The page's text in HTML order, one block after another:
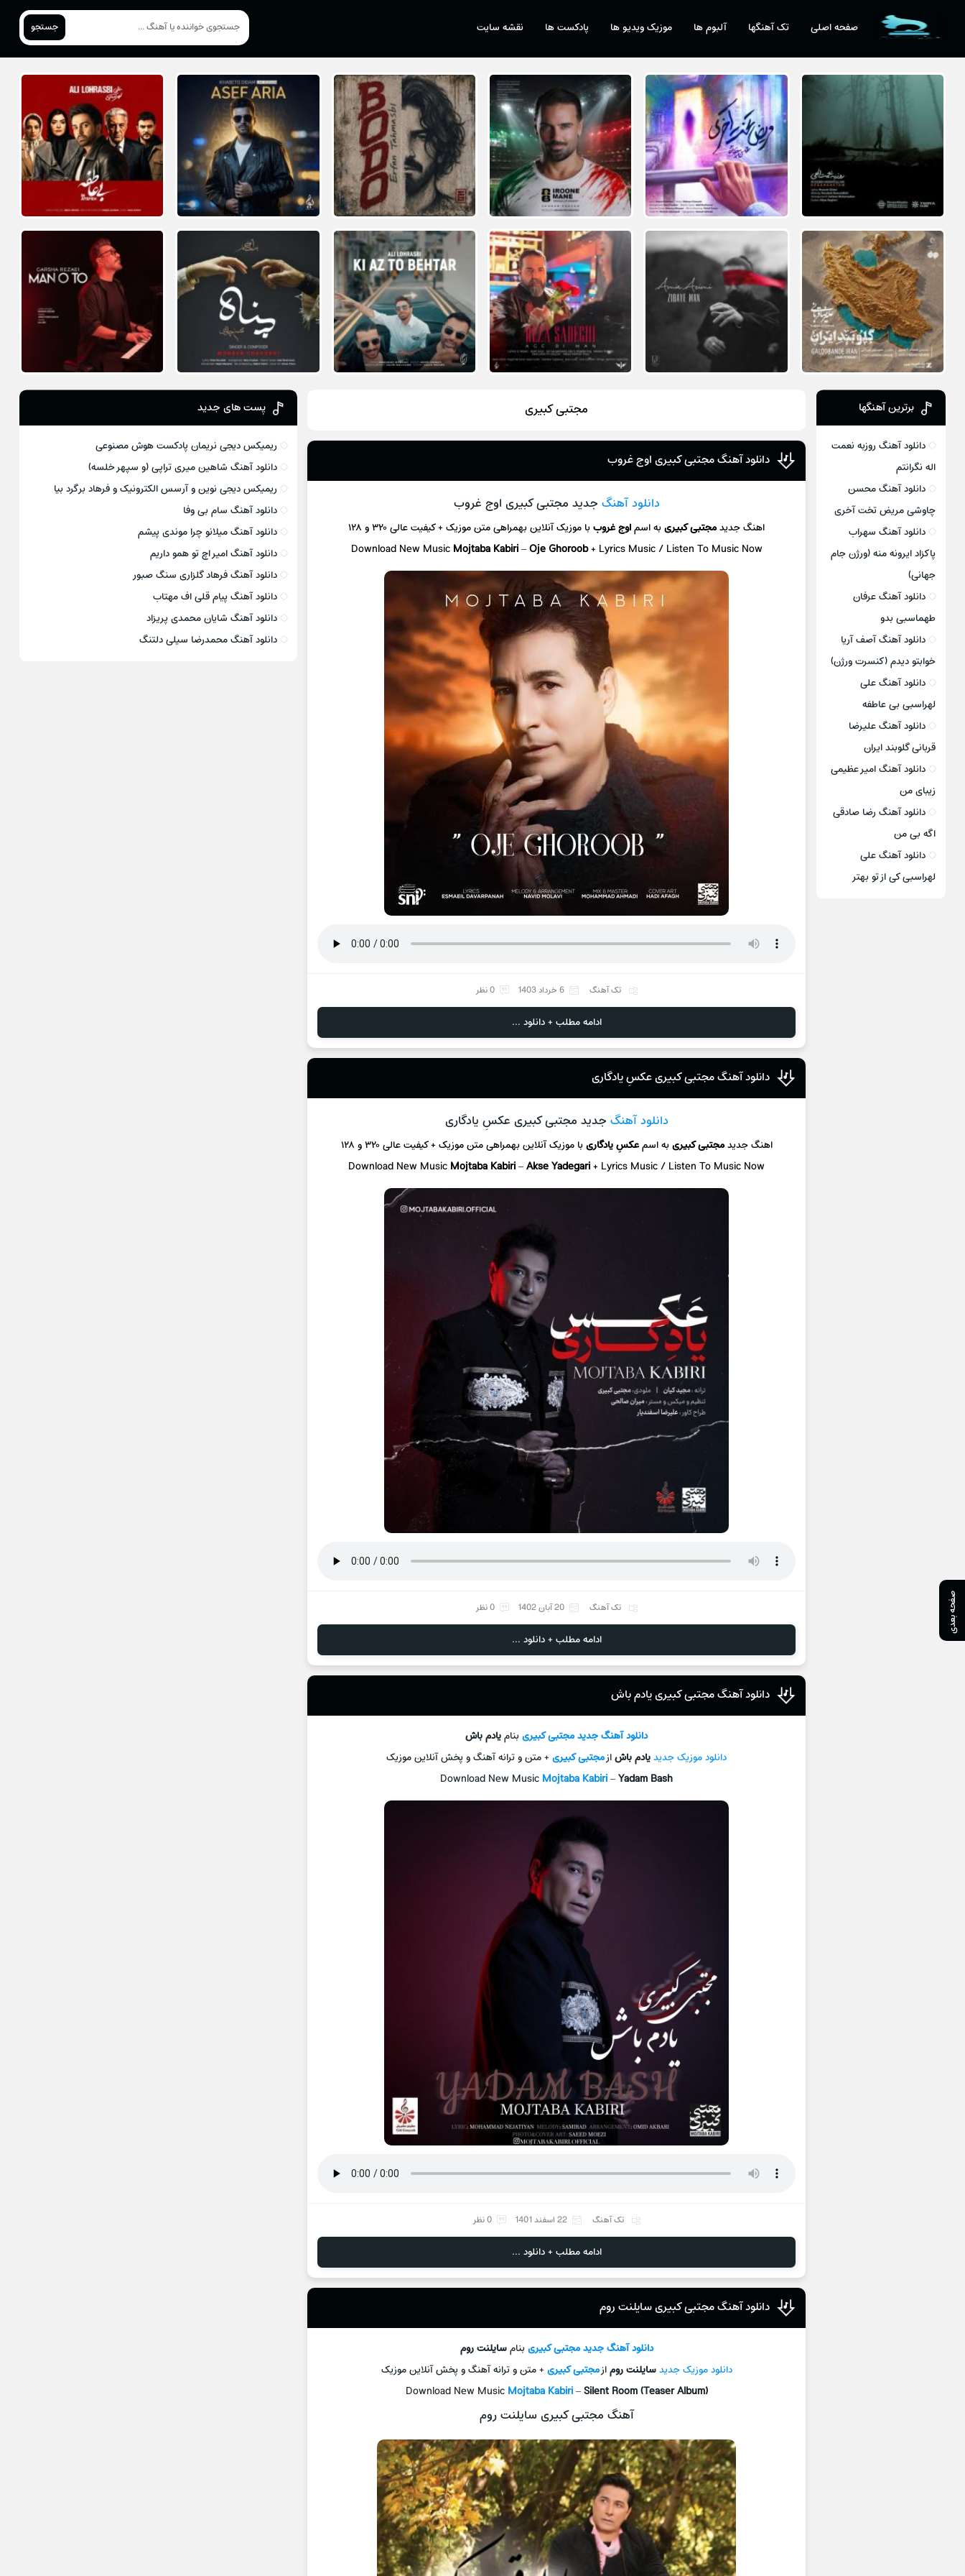
صفحه اصلی تک آهنگها آلبوم ها موزیک ویدیو ها پادکست ها نقشه سایت جستجو
مجتبی کبیری
دانلود آهنگ مجتبی کبیری اوج غروب
دانلود آهنگ جدید مجتبی کبیری اوج غروب
اهنگ جدیدمجتبی کبیریبه اسماوج غروببا موزیک آنلاینبهمراهی متن موزیک + کیفیت عالی ۳۲۰ و ۱۲۸
Download New Music Mojtaba Kabiri–Oje Ghoroob+ Lyrics Music / Listen To Music Now
تک آهنگ 6 خرداد 1403 0 نظر
ادامه مطلب + دانلود ...
دانلود آهنگ مجتبی کبیری عکسِ یادگاری
دانلود آهنگ جدید مجتبی کبیری عکسِ یادگاری
اهنگ جدیدمجتبی کبیریبه اسمعکسِ یادگاریبا موزیک آنلاینبهمراهی متن موزیک + کیفیت عالی ۳۲۰ و ۱۲۸
Download New Music Mojtaba Kabiri–Akse Yadegari+ Lyrics Music / Listen To Music Now
تک آهنگ 20 آبان 1402 0 نظر
ادامه مطلب + دانلود ...
دانلود آهنگ مجتبی کبیری یادم باش
دانلود آهنگ جديدمجتبی کبیریبنامیادم باش
دانلود موزیک جديدیادم باشازمجتبی کبیری+ متن و ترانه آهنگ و پخش آنلاين موزيک
Download New Music Mojtaba Kabiri–Yadam Bash
تک آهنگ 22 اسفند 1401 0 نظر
ادامه مطلب + دانلود ...
دانلود آهنگ مجتبی کبیری سایلنت روم
دانلود آهنگ جديدمجتبی کبیریبنامسایلنت روم
دانلود موزیک جديدسایلنت رومازمجتبی کبیری+ متن و ترانه آهنگ و پخش آنلاين موزيک
Download New Music Mojtaba Kabiri–Silent Room (Teaser Album)
آهنگ مجتبی کبیری سایلنت روم
صفحه بعدی
برترین آهنگها
دانلود آهنگ روزبه نعمت
اله نگرانتم
دانلود آهنگ محسن
چاوشی مریض تخت آخری
دانلود آهنگ سهراب
پاکزاد ایرونه منه (ورژن جام
جهانی)
دانلود آهنگ عرفان
طهماسبی بدو
دانلود آهنگ آصف آریا
خوابتو دیدم (کنسرت ورژن)
دانلود آهنگ علی
لهراسبی بی عاطفه
دانلود آهنگ علیرضا
قربانی گلوبند ایران
دانلود آهنگ امیر عظیمی
زیبای من
دانلود آهنگ رضا صادقی
اگه بی من
دانلود آهنگ علی
لهراسبی کی از تو ‌بهتر
پست های جدید
ریمیکس دیجی نریمان پادکست هوش مصنوعی
دانلود آهنگ شاهین میری تراپی (و سپهر خلسه)
ریمیکس دیجی نوین و آرسس الکترونیک و فرهاد برگرد بیا
دانلود آهنگ سام بی وفا
دانلود آهنگ میلانو چرا موندی پیشم
دانلود آهنگ امیر اچ تو همو داریم
دانلود آهنگ فرهاد گلزاری سنگ صبور
دانلود آهنگ پیام قلی اف مهتاب
دانلود آهنگ شایان محمدی پریزاد
دانلود آهنگ محمدرضا سیلی دلتنگ